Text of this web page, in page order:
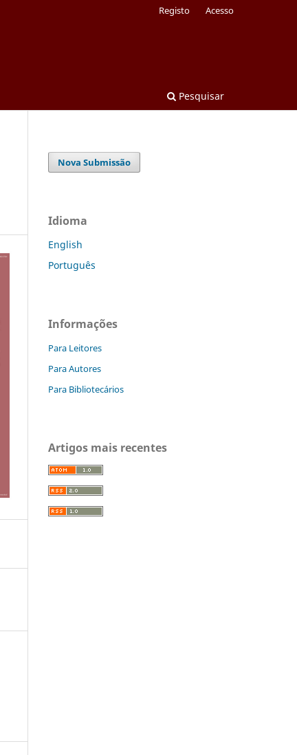
Pesquisar
Registo Acesso
Nova Submissão
Idioma
English
Português
Informações
Para Leitores
Para Autores
Para Bibliotecários
Artigos mais recentes